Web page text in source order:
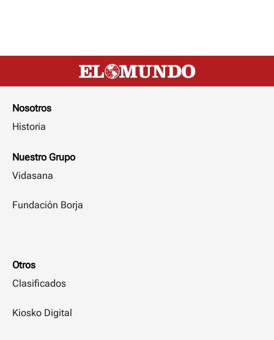
Nosotros
Historia
Nuestro Grupo
Vidasana
Fundación Borja
Otros
Clasificados
Kiosko Digital